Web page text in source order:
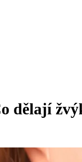
dělají